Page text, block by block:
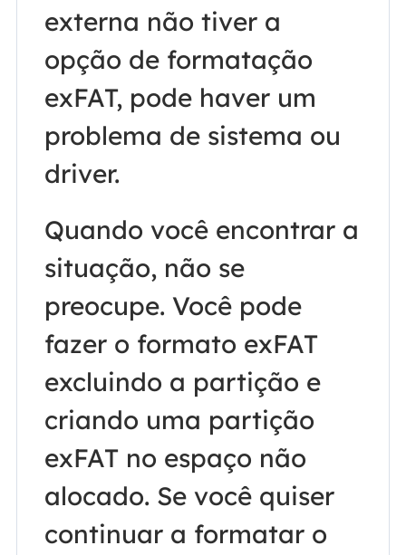
externa não tiver a
opção de formatação
exFAT, pode haver um
problema de sistema ou
driver.
Quando você encontrar a
situação, não se
preocupe. Você pode
fazer o formato exFAT
excluindo a partição e
criando uma partição
exFAT no espaço não
alocado. Se você quiser
continuar a formatar o